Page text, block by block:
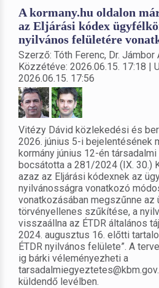
A kormany.hu oldalon
az Eljárási kódex
nyilvános felületére
Szerző: Tóth Ferenc, Dr. Jámbor
Közzétéve: 2026.06.15. 17:18 |
2026.06.15. 17:56
Vitézy Dávid közlekedési és
2026. június 5-i bejelentésének
kormány június 12-én
bocsátotta a 281/2024 (IX. 30.)
azaz az Eljárási kódexnek az
nyilvánosságra vonatkozó
vonatkozásában megszűnne
törvényellenes szűkítése, a
visszaállna az ÉTDR általános
2024. augusztus 16. előtti
ÉTDR nyilvános felülete”. A
ig bárki véleményezheti a
küldendő levélben.